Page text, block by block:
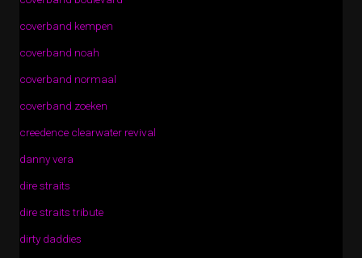
coverband kempen
coverband noah
coverband normaal
coverband zoeken
creedence clearwater revival
danny vera
dire straits
dire straits tribute
dirty daddies